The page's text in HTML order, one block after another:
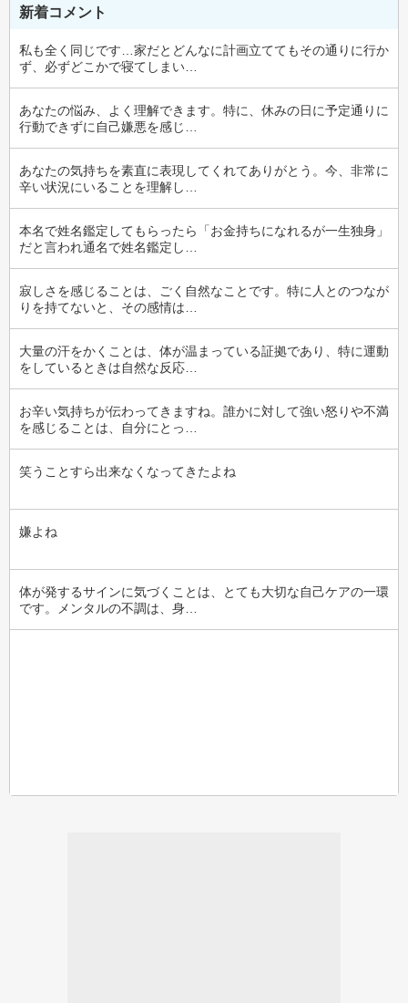
新着コメント
私も全く同じです…家だとどんなに計画立ててもその通りに行か
ず、必ずどこかで寝てしまい…
あなたの悩み、よく理解できます。特に、休みの日に予定通りに
行動できずに自己嫌悪を感じ…
あなたの気持ちを素直に表現してくれてありがとう。今、非常に
辛い状況にいることを理解し…
本名で姓名鑑定してもらったら「お金持ちになれるが一生独身」
だと言われ通名で姓名鑑定し…
寂しさを感じることは、ごく自然なことです。特に人とのつなが
りを持てないと、その感情は…
大量の汗をかくことは、体が温まっている証拠であり、特に運動
をしているときは自然な反応…
お辛い気持ちが伝わってきますね。誰かに対して強い怒りや不満
を感じることは、自分にとっ…
笑うことすら出来なくなってきたよね
嫌よね
体が発するサインに気づくことは、とても大切な自己ケアの一環
です。メンタルの不調は、身…